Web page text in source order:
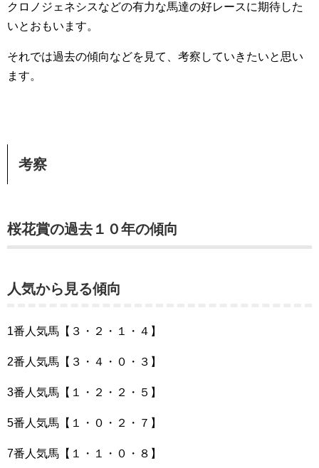
クロノジェネシスなどの有力な馬達の好レースに期待した
いとおもいます。
それでは過去の傾向などを見て、考察していきたいと思い
ます。
考察
桜花賞の過去１０年の傾向
人気から見る傾向
1番人気馬【３・２・１・４】
2番人気馬【３・４・０・３】
3番人気馬【１・２・２・５】
5番人気馬【１・０・２・７】
7番人気馬【１・１・０・８】